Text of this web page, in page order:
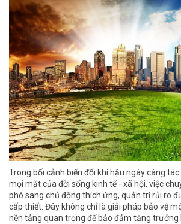
Trong bối cảnh biến đổi khí hậu ngày càng
mọi mặt của đời sống kinh tế - xã hội, việc
phó sang chủ động thích ứng, quản trị rủi ro
cấp thiết. Đây không chỉ là giải pháp bảo vệ
nền tảng quan trọng để bảo đảm tăng trưởng